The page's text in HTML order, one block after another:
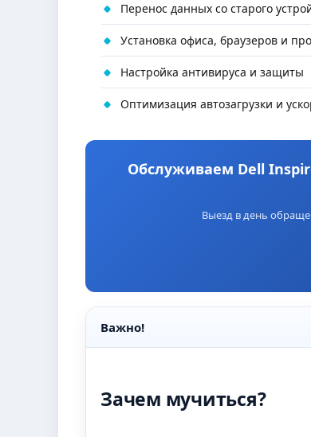
Перенос данных со старого
Установка офиса, браузеров и
Настройка антивируса и защиты
Оптимизация автозагрузки и
Обслуживаем Dell
Выезд в день
Важно!
Зачем мучиться?